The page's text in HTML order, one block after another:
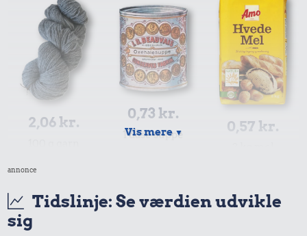
2,06 kr.
0,73 kr.
1 dåse suppe
0,57 kr.
Vis mere ▼
annonce
Tidslinje: Se værdien udvikle
sig